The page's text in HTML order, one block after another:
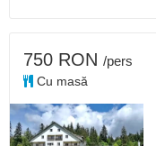
750 RON /pers
Cu masă